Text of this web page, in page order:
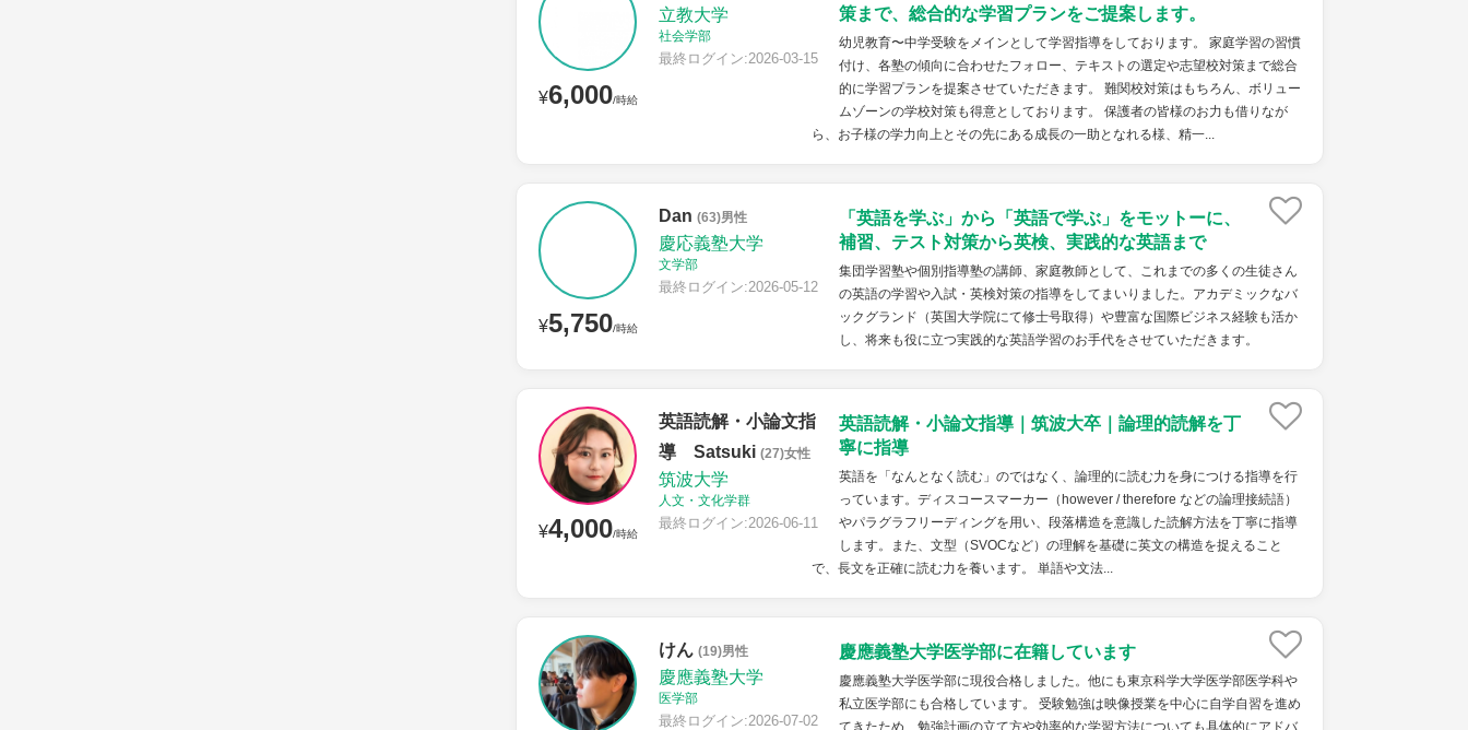
¥6,000/時給
立教大学
社会学部
最終ログイン:2026-03-15
策まで、総合的な学習プランをご提案します。
幼児教育〜中学受験をメインとして学習指導をしております。 家庭学習の習慣
付け、各塾の傾向に合わせたフォロー、テキストの選定や志望校対策まで総合
的に学習プランを提案させていただきます。 難関校対策はもちろん、ボリュー
ムゾーンの学校対策も得意としております。 保護者の皆様のお力も借りなが
ら、お子様の学力向上とその先にある成長の一助となれる様、精一...
¥5,750/時給
Dan (63)男性
慶応義塾大学
文学部
最終ログイン:2026-05-12
「英語を学ぶ」から「英語で学ぶ」をモットーに、
補習、テスト対策から英検、実践的な英語まで
集団学習塾や個別指導塾の講師、家庭教師として、これまでの多くの生徒さん
の英語の学習や入試・英検対策の指導をしてまいりました。アカデミックなバ
ックグランド（英国大学院にて修士号取得）や豊富な国際ビジネス経験も活か
し、将来も役に立つ実践的な英語学習のお手代をさせていただきます。
¥4,000/時給
英語読解・小論文指
導 Satsuki (27)女性
筑波大学
人文・文化学群
最終ログイン:2026-06-11
英語読解・小論文指導｜筑波大卒｜論理的読解を丁
寧に指導
英語を「なんとなく読む」のではなく、論理的に読む力を身につける指導を行
っています。ディスコースマーカー（however / therefore などの論理接続語）
やパラグラフリーディングを用い、段落構造を意識した読解方法を丁寧に指導
します。また、文型（SVOCなど）の理解を基礎に英文の構造を捉えること
で、長文を正確に読む力を養います。 単語や文法...
けん (19)男性
慶應義塾大学
医学部
最終ログイン:2026-07-02
慶應義塾大学医学部に在籍しています
慶應義塾大学医学部に現役合格しました。他にも東京科学大学医学部医学科や
私立医学部にも合格しています。 受験勉強は映像授業を中心に自学自習を進め
てきたため、勉強計画の立て方や効率的な学習方法についても具体的にアドバ